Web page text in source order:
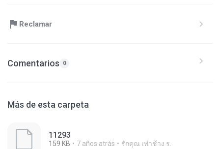
Reclamar
Comentarios 0
Más de esta carpeta
11293
159 KB 7 años atrás รักคุณ เท่าช้าง ร.